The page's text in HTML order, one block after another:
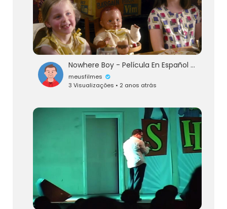
Nowhere Boy - Película En Español Gratis
meusfilmes
3 Visualizações • 2 anos atrás